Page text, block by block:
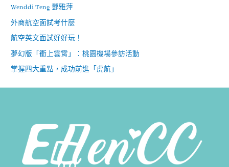
Wenddi Teng 鄧雅萍
外商航空面試考什麼
航空英文面試好好玩！
夢幻版「衝上雲霄」：桃園機場參訪活動
掌握四大重點，成功前進「虎航」